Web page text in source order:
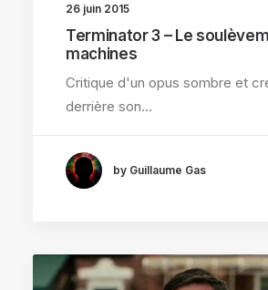
26 juin 2015
Terminator 3 – Le
machines
Critique d'un opus sombre et
derrière son…
by Guillaume Gas